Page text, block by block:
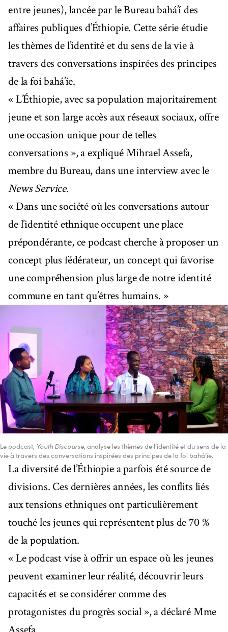
entre jeunes), lancée par le Bureau bahá’í des
affaires publiques d’Éthiopie. Cette série étudie
les thèmes de l’identité et du sens de la vie à
travers des conversations inspirées des principes
de la foi bahá’íe.
« L’Éthiopie, avec sa population majoritairement
jeune et son large accès aux réseaux sociaux, offre
une occasion unique pour de telles
conversations », a expliqué Mihrael Assefa,
membre du Bureau, dans une interview avec le
News Service.
« Dans une société où les conversations autour
de l’identité ethnique occupent une place
prépondérante, ce podcast cherche à proposer un
concept plus fédérateur, un concept qui favorise
une compréhension plus large de notre identité
commune en tant qu’êtres humains. »
Le podcast, Youth Discourse, analyse les thèmes de l’identité et du sens de la
vie à travers des conversations inspirées des principes de la foi bahá’íe.
La diversité de l’Éthiopie a parfois été source de
divisions. Ces dernières années, les conflits liés
aux tensions ethniques ont particulièrement
touché les jeunes qui représentent plus de 70 %
de la population.
« Le podcast vise à offrir un espace où les jeunes
peuvent examiner leur réalité, découvrir leurs
capacités et se considérer comme des
protagonistes du progrès social », a déclaré Mme